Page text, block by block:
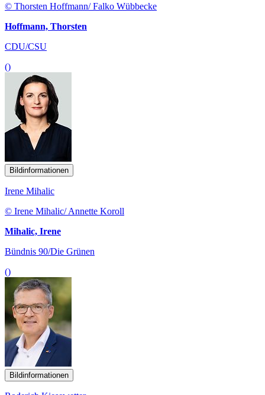
© Thorsten Hoffmann/ Falko Wübbecke
Hoffmann, Thorsten
CDU/CSU
()
Bildinformationen
Irene Mihalic
© Irene Mihalic/ Annette Koroll
Mihalic, Irene
Bündnis 90/Die Grünen
()
Bildinformationen